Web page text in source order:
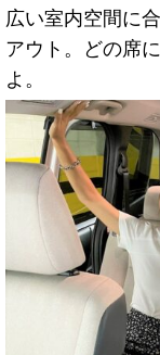
広い室内空間に
アウト。どの席
よ。